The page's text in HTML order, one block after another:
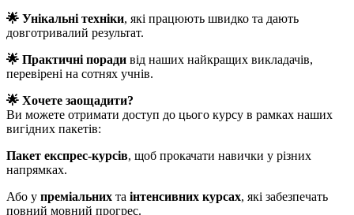
🌟 Унікальні техніки, які працюють швидко та дають
довготривалий результат.
🌟 Практичні поради від наших найкращих викладачів,
перевірені на сотнях учнів.
🌟 Хочете заощадити?
Ви можете отримати доступ до цього курсу в рамках наших
вигідних пакетів:
Пакет експрес-курсів, щоб прокачати навички у різних
напрямках.
Або у преміальних та інтенсивних курсах, які забезпечать
повний мовний прогрес.